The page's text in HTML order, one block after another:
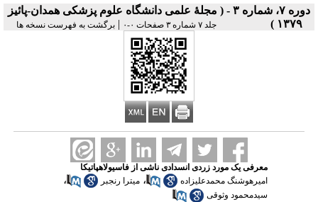
دوره ۷، شماره ۳ - ( مجلۀ علمی دانشگاه علوم پزشکی همدان-پائيز
۱۳۷۹ )
جلد ۷ شماره ۳ صفحات ۰-۰ |برگشت به فهرست نسخه ها
معرفی یک مورد زردی انسدادی ناشی از فاسیولاهپاتیکا
امیرهوشنگ محمدعلیزاده
، میترا رنجبر ،
سیدمحمود وثوقی